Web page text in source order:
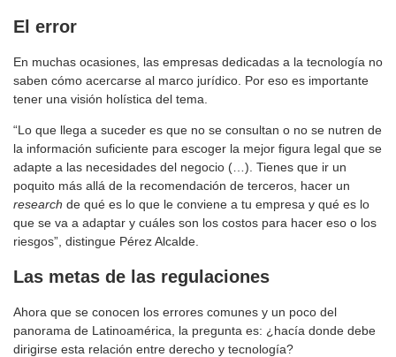
El error
En muchas ocasiones, las empresas dedicadas a la tecnología no
saben cómo acercarse al marco jurídico. Por eso es importante
tener una visión holística del tema.
“Lo que llega a suceder es que no se consultan o no se nutren de
la información suficiente para escoger la mejor figura legal que se
adapte a las necesidades del negocio (…). Tienes que ir un
poquito más allá de la recomendación de terceros, hacer un
research de qué es lo que le conviene a tu empresa y qué es lo
que se va a adaptar y cuáles son los costos para hacer eso o los
riesgos”, distingue Pérez Alcalde.
Las metas de las regulaciones
Ahora que se conocen los errores comunes y un poco del
panorama de Latinoamérica, la pregunta es: ¿hacía donde debe
dirigirse esta relación entre derecho y tecnología?